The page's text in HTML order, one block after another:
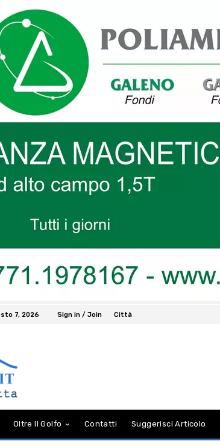
7, 2026 Sign in / Join Città
Oltre Il Golfo Contatti Suggerisci Articolo